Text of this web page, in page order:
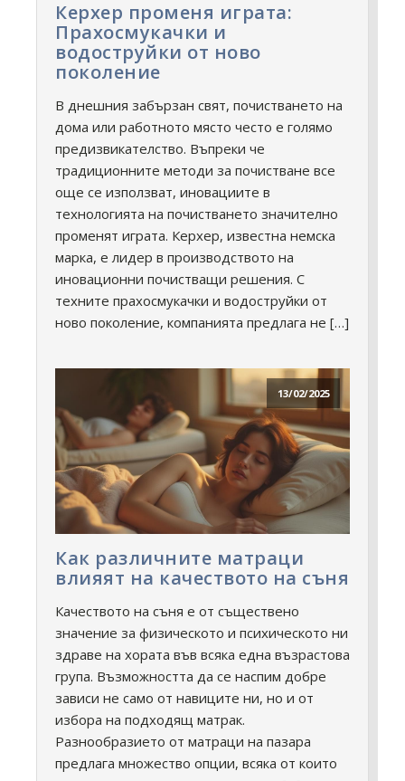
Керхер променя играта:
Прахосмукачки и
водоструйки от ново
поколение
В днешния забързан свят, почистването на
дома или работното място често е голямо
предизвикателство. Въпреки че
традиционните методи за почистване все
още се използват, иновациите в
технологията на почистването значително
променят играта. Керхер, известна немска
марка, е лидер в производството на
иновационни почистващи решения. С
техните прахосмукачки и водоструйки от
ново поколение, компанията предлага не […]
13/02/2025
Как различните матраци
влияят на качеството на съня
Качеството на съня е от съществено
значение за физическото и психическото ни
здраве на хората във всяка една възрастова
група. Възможността да се наспим добре
зависи не само от навиците ни, но и от
избора на подходящ матрак.
Разнообразието от матраци на пазара
предлага множество опции, всяка от които